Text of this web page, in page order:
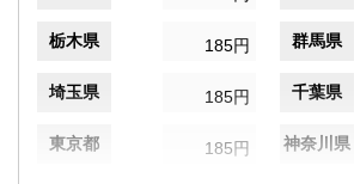
栃木県 185円 群馬県
埼玉県 185円 千葉県
東京都 185円 神奈川県